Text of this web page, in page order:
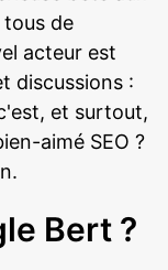
tous de
acteur est
discussions :
et surtout,
aimé SEO ?
Bert ?